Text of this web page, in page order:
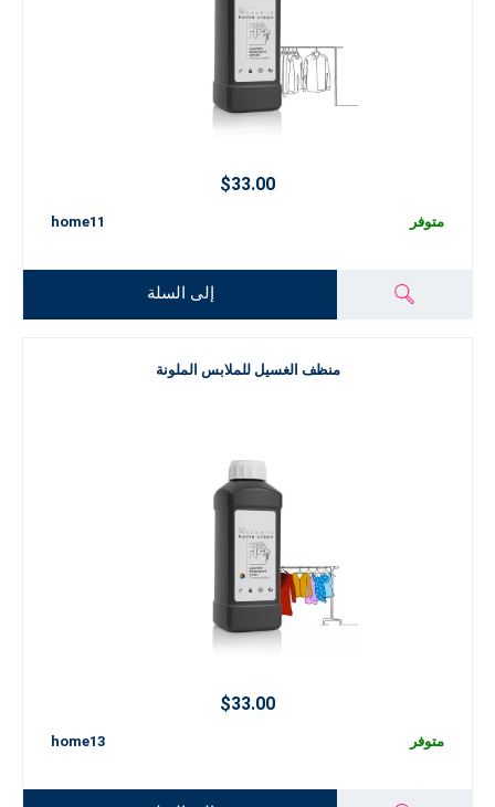
$33.00
home11 متوفر
إلى السلة
منظف الغسيل للملابس الملونة
$33.00
home13 متوفر